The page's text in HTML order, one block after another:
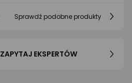
Sprawdź podobne produkty
ZAPYTAJ EKSPERTÓW